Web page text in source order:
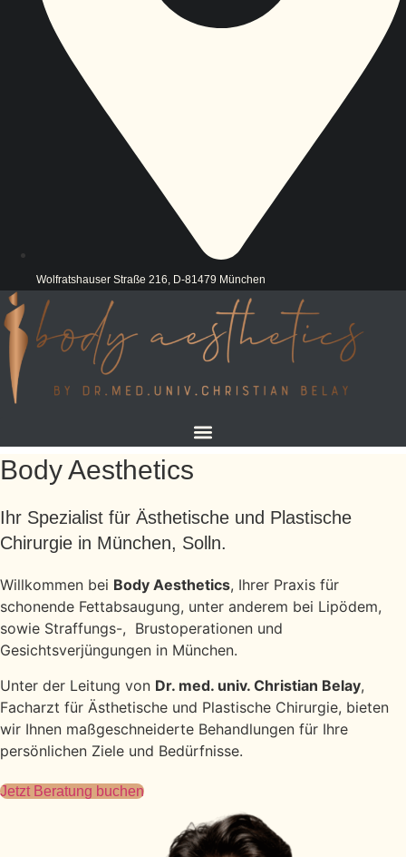
Wolfratshauser Straße 216, D-81479 München
Body Aesthetics
Ihr Spezialist für Ästhetische und Plastische
Chirurgie in München, Solln.
Willkommen bei Body Aesthetics, Ihrer Praxis für
schonende Fettabsaugung, unter anderem bei Lipödem,
sowie Straffungs-, Brustoperationen und
Gesichtsverjüngungen in München.
Unter der Leitung von Dr. med. univ. Christian Belay,
Facharzt für Ästhetische und Plastische Chirurgie, bieten
wir Ihnen maßgeschneiderte Behandlungen für Ihre
persönlichen Ziele und Bedürfnisse.
Jetzt Beratung buchen